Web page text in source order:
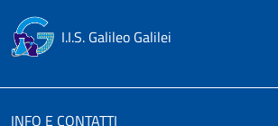
I.I.S. Galileo Galilei
INFO E CONTATTI